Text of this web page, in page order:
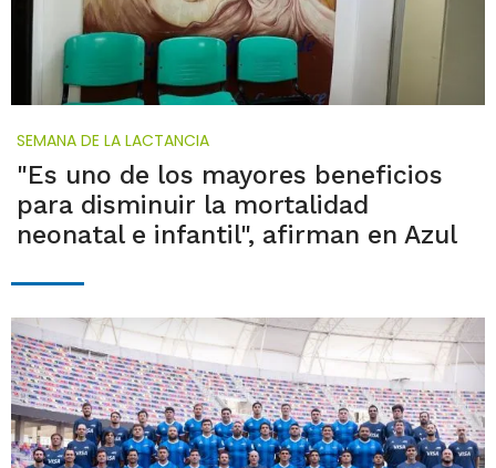
SEMANA DE LA LACTANCIA
"Es uno de los mayores beneficios
para disminuir la mortalidad
neonatal e infantil", afirman en Azul